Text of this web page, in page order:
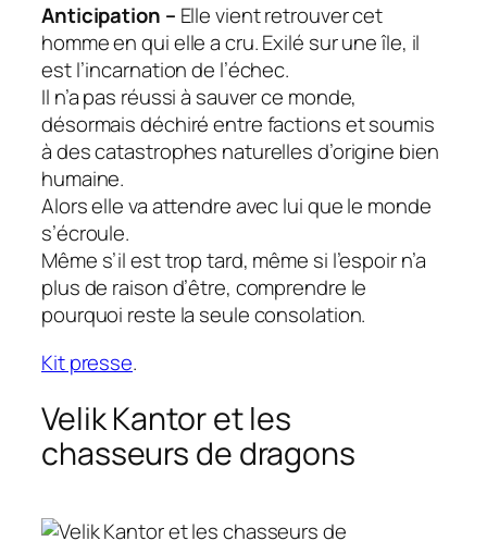
Anticipation – Elle vient retrouver cet
homme en qui elle a cru. Exilé sur une île, il
est l’incarnation de l’échec.
Il n’a pas réussi à sauver ce monde,
désormais déchiré entre factions et soumis
à des catastrophes naturelles d’origine bien
humaine.
Alors elle va attendre avec lui que le monde
s’écroule.
Même s’il est trop tard, même si l’espoir n’a
plus de raison d’être, comprendre le
pourquoi reste la seule consolation.
Kit presse.
Velik Kantor et les
chasseurs de dragons